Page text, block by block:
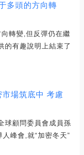
多頭的方向轉
轉變,但反彈仍在繼
的有趣說明上結束了
場筑底中 考慮
球顧問委員會成員孫
峰會,就“加密冬天”